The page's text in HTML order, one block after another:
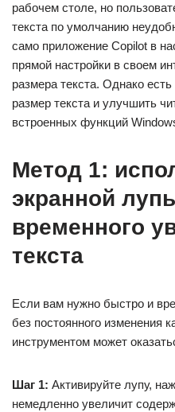
рабочем столе, но
текста по умолчанию
само приложение Copilot в
прямой настройки в своем
размера текста. Однако
размер текста и улучшить
встроенных функций
Метод 1:
экранной
временного
текста
Если вам нужно быстро и
без постоянного изменения
инструментом может
Шаг 1: Активируйте лупу,
немедленно увеличит